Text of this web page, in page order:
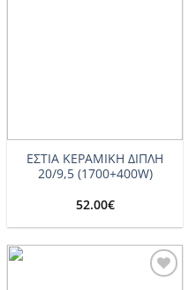
ΕΣΤΙΑ ΚΕΡΑΜΙΚΗ ΔΙΠΛΗ
20/9,5 (1700+400W)
52.00€